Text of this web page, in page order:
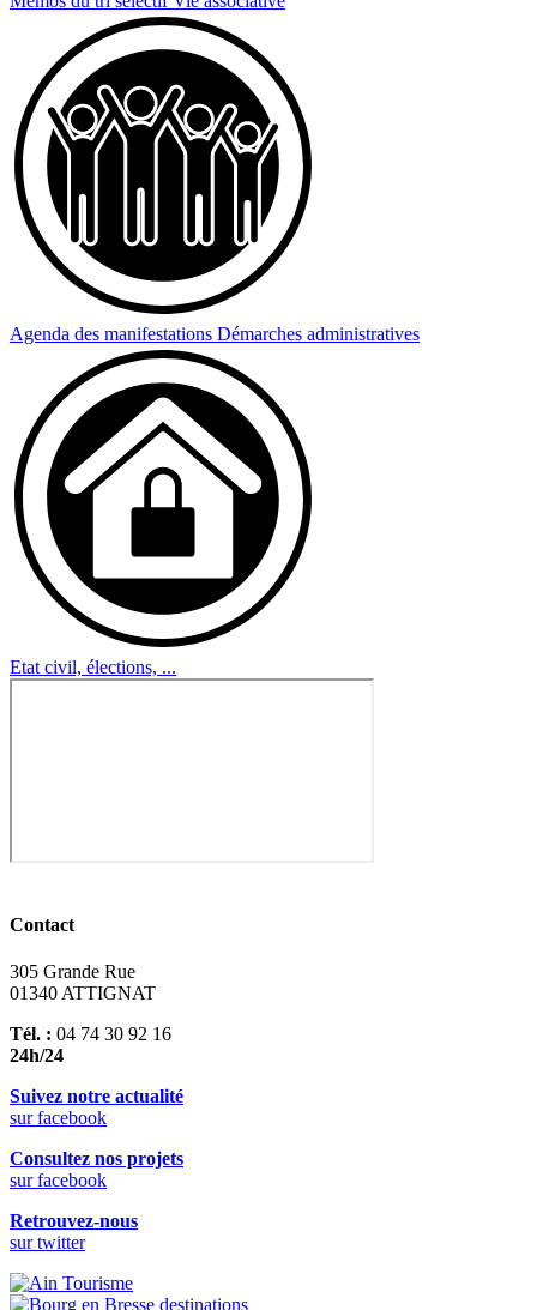
Agenda des manifestations Démarches administratives
Etat civil, élections, ...
Contact
305 Grande Rue
01340 ATTIGNAT
Tél. : 04 74 30 92 16
24h/24
Suivez notre actualité
sur facebook
Consultez nos projets
sur facebook
Retrouvez-nous
sur twitter